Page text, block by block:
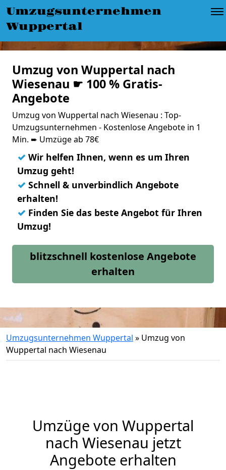
Umzugsunternehmen
Wuppertal
Umzug von Wuppertal nach
Wiesenau ☛ 100 % Gratis-
Angebote
Umzug von Wuppertal nach Wiesenau : Top-
Umzugsunternehmen - Kostenlose Angebote in 1
Min. ➨ Umzüge ab 78€
✓ Wir helfen Ihnen, wenn es um Ihren
Umzug geht!
✓ Schnell & unverbindlich Angebote
erhalten!
✓ Finden Sie das beste Angebot für Ihren
Umzug!
blitzschnell kostenlose Angebote
erhalten
Umzugsunternehmen Wuppertal » Umzug von
Wuppertal nach Wiesenau
Umzüge von Wuppertal
nach Wiesenau jetzt
Angebote erhalten